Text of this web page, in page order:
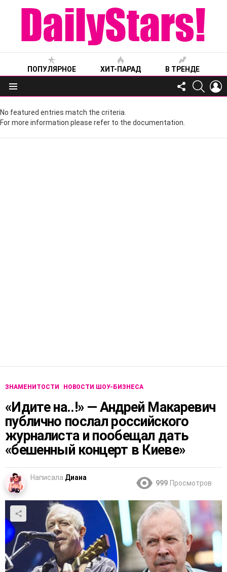
ПОПУЛЯРНОЕ ХИТ-ПАРАД В ТРЕНДЕ
Меню
FOLLOW
US
No featured entries match the criteria.
For more information please refer to the documentation.
ЗНАМЕНИТОСТИ НОВОСТИ ШОУ-БИЗНЕСА
«Идите на..!» — Андрей Макаревич
публично послал российского
журналиста и пообещал дать
«бешенный концерт в Киеве»
Написала Диана
999 Просмотров